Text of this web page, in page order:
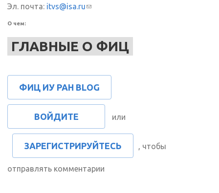
Эл. почта: itvs@isa.ru(ссылка для отправки email)
О чем:
ГЛАВНЫЕ О ФИЦ
ФИЦ ИУ РАН BLOG
ВОЙДИТЕ или
ЗАРЕГИСТРИРУЙТЕСЬ , чтобы
отправлять комментарии